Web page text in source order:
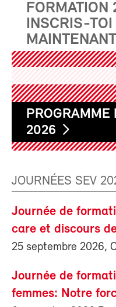
INSCRIS-TOI
PROGRAMME
2026
JOURNÉES SEV
Journée de
care et discours
25 septembre 2026,
Journée de
femmes: Notre